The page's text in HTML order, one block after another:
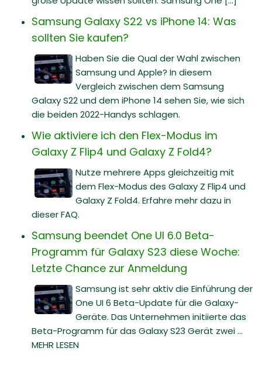
Samsung Galaxy S22 vs iPhone 14: Was
sollten Sie kaufen?
Haben Sie die Qual der Wahl zwischen
Samsung und Apple? In diesem
Vergleich zwischen dem Samsung
Galaxy S22 und dem iPhone 14 sehen Sie, wie sich
die beiden 2022-Handys schlagen.
Wie aktiviere ich den Flex-Modus im
Galaxy Z Flip4 und Galaxy Z Fold4?
Nutze mehrere Apps gleichzeitig mit
dem Flex-Modus des Galaxy Z Flip4 und
Galaxy Z Fold4. Erfahre mehr dazu in
dieser FAQ.
Samsung beendet One UI 6.0 Beta-
Programm für Galaxy S23 diese Woche:
Letzte Chance zur Anmeldung
Samsung ist sehr aktiv die Einführung der
One UI 6 Beta-Update für die Galaxy-
Geräte. Das Unternehmen initiierte das
Beta-Programm für das Galaxy S23 Gerät zwei ...
MEHR LESEN